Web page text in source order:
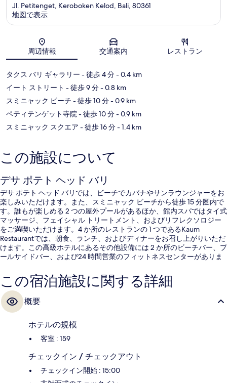
地図
Jl. Petitenget, Keroboken Kelod, Bali, 80361
地図で表示
周辺情報 交通案内 レストラン
タクス バリ ギャラリー - 徒歩 4 分- 0.4 km
イート ストリート - 徒歩 9 分- 0.8 km
スミニャック ビーチ - 徒歩 10 分- 0.9 km
ペティテンゲット寺院- 徒歩 10 分- 0.9 km
スミニャック スクエア - 徒歩 16 分- 1.4 km
この施設について
デサ ポテト ヘッド バリ
デサ ポテト ヘッド バリでは、ビーチでカバナやサンラウンジャーをお
楽しみいただけます。また、スミニャック ビーチから徒歩 15 分圏内で
す。誰もが楽しめる 2 つの屋外プールがあるほか、館内スパではタイ式
マッサージ、フェイシャル トリートメント、およびリフレクソロジー
をご満喫いただけます。4 か所のレストランの 1 つであるKaum
Restaurantでは、朝食、ランチ、およびディナーをお召し上がりいただ
けます。この高級ホテルにあるその他設備には 2 か所のビーチバー、プ
ールサイドバー、および24 時間営業のフィットネスセンターがありま
この宿泊施設に関する詳細
概要
ホテルの規模
客室 : 159
チェックイン / チェックアウト
チェックイン開始 : 15:00